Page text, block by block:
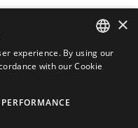
ENGLISH
×
experience. By using our
with our Cookie
PERFORMANCE